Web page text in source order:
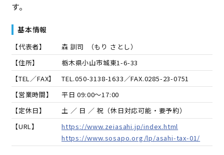
す。
基本情報
【代表者】 森 訓司 （もり さとし）
【住所】
栃木県小山市城東1-6-33
【TEL／FAX】
TEL.050-3138-1633／FAX.0285-23-0751
【営業時間】
平日 09:00～17:00
【定休日】
土 ／ 日 ／ 祝（休日対応可能・要予約）
【URL】
https://www.zeiasahi.jp/index.html
https://www.sosapo.org/lp/asahi-tax-01/